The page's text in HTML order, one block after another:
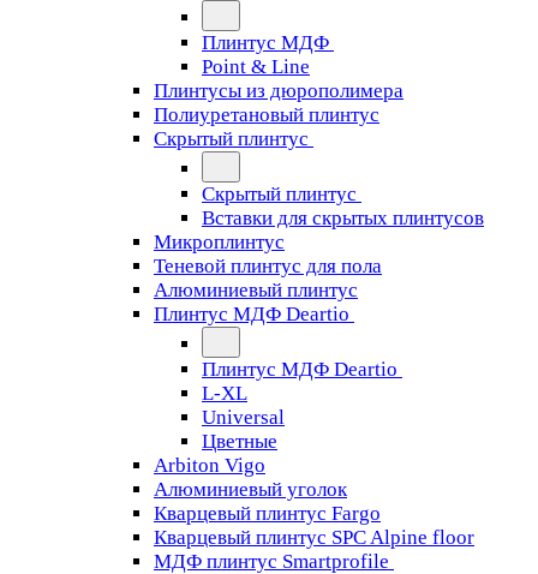
Плинтус МДФ
Point & Line
Плинтусы из дюрополимера
Полиуретановый плинтус
Скрытый плинтус
Скрытый плинтус
Вставки для скрытых плинтусов
Микроплинтус
Теневой плинтус для пола
Алюминиевый плинтус
Плинтус МДФ Deartio
Плинтус МДФ Deartio
L-XL
Universal
Цветные
Arbiton Vigo
Алюминиевый уголок
Кварцевый плинтус Fargo
Кварцевый плинтус SPC Alpine floor
МДФ плинтус Smartprofile